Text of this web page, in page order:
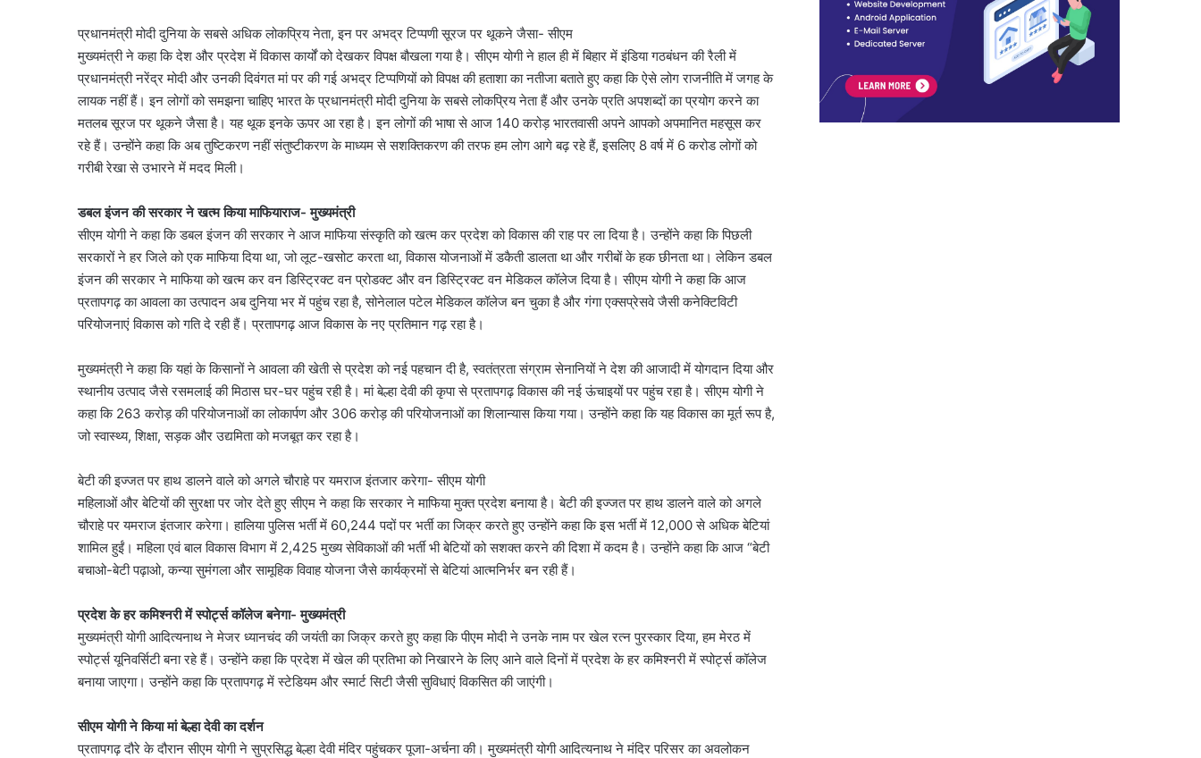
प्रधानमंत्री मोदी दुनिया के सबसे अधिक लोकप्रिय नेता, इन पर अभद्र टिप्पणी सूरज पर थूकने जैसा- सीएम
मुख्यमंत्री ने कहा कि देश और प्रदेश में विकास कार्यों को देखकर विपक्ष बौखला गया है। सीएम योगी ने हाल ही में बिहार में इंडिया गठबंधन की रैली में
प्रधानमंत्री नरेंद्र मोदी और उनकी दिवंगत मां पर की गई अभद्र टिप्पणियों को विपक्ष की हताशा का नतीजा बताते हुए कहा कि ऐसे लोग राजनीति में जगह के
लायक नहीं हैं। इन लोगों को समझना चाहिए भारत के प्रधानमंत्री मोदी दुनिया के सबसे लोकप्रिय नेता हैं और उनके प्रति अपशब्दों का प्रयोग करने का
मतलब सूरज पर थूकने जैसा है। यह थूक इनके ऊपर आ रहा है। इन लोगों की भाषा से आज 140 करोड़ भारतवासी अपने आपको अपमानित महसूस कर
रहे हैं। उन्होंने कहा कि अब तुष्टिकरण नहीं संतुष्टीकरण के माध्यम से सशक्तिकरण की तरफ हम लोग आगे बढ़ रहे हैं, इसलिए 8 वर्ष में 6 करोड लोगों को
गरीबी रेखा से उभारने में मदद मिली।
डबल इंजन की सरकार ने खत्म किया माफियाराज- मुख्यमंत्री
सीएम योगी ने कहा कि डबल इंजन की सरकार ने आज माफिया संस्कृति को खत्म कर प्रदेश को विकास की राह पर ला दिया है। उन्होंने कहा कि पिछली
सरकारों ने हर जिले को एक माफिया दिया था, जो लूट-खसोट करता था, विकास योजनाओं में डकैती डालता था और गरीबों के हक छीनता था। लेकिन डबल
इंजन की सरकार ने माफिया को खत्म कर वन डिस्ट्रिक्ट वन प्रोडक्ट और वन डिस्ट्रिक्ट वन मेडिकल कॉलेज दिया है। सीएम योगी ने कहा कि आज
प्रतापगढ़ का आवला का उत्पादन अब दुनिया भर में पहुंच रहा है, सोनेलाल पटेल मेडिकल कॉलेज बन चुका है और गंगा एक्सप्रेसवे जैसी कनेक्टिविटी
परियोजनाएं विकास को गति दे रही हैं। प्रतापगढ़ आज विकास के नए प्रतिमान गढ़ रहा है।
मुख्यमंत्री ने कहा कि यहां के किसानों ने आवला की खेती से प्रदेश को नई पहचान दी है, स्वतंत्रता संग्राम सेनानियों ने देश की आजादी में योगदान दिया और
स्थानीय उत्पाद जैसे रसमलाई की मिठास घर-घर पहुंच रही है। मां बेल्हा देवी की कृपा से प्रतापगढ़ विकास की नई ऊंचाइयों पर पहुंच रहा है। सीएम योगी ने
कहा कि 263 करोड़ की परियोजनाओं का लोकार्पण और 306 करोड़ की परियोजनाओं का शिलान्यास किया गया। उन्होंने कहा कि यह विकास का मूर्त रूप है,
जो स्वास्थ्य, शिक्षा, सड़क और उद्यमिता को मजबूत कर रहा है।
बेटी की इज्जत पर हाथ डालने वाले को अगले चौराहे पर यमराज इंतजार करेगा- सीएम योगी
महिलाओं और बेटियों की सुरक्षा पर जोर देते हुए सीएम ने कहा कि सरकार ने माफिया मुक्त प्रदेश बनाया है। बेटी की इज्जत पर हाथ डालने वाले को अगले
चौराहे पर यमराज इंतजार करेगा। हालिया पुलिस भर्ती में 60,244 पदों पर भर्ती का जिक्र करते हुए उन्होंने कहा कि इस भर्ती में 12,000 से अधिक बेटियां
शामिल हुईं। महिला एवं बाल विकास विभाग में 2,425 मुख्य सेविकाओं की भर्ती भी बेटियों को सशक्त करने की दिशा में कदम है। उन्होंने कहा कि आज “बेटी
बचाओ-बेटी पढ़ाओ, कन्या सुमंगला और सामूहिक विवाह योजना जैसे कार्यक्रमों से बेटियां आत्मनिर्भर बन रही हैं।
प्रदेश के हर कमिश्नरी में स्पोर्ट्स कॉलेज बनेगा- मुख्यमंत्री
मुख्यमंत्री योगी आदित्यनाथ ने मेजर ध्यानचंद की जयंती का जिक्र करते हुए कहा कि पीएम मोदी ने उनके नाम पर खेल रत्न पुरस्कार दिया, हम मेरठ में
स्पोर्ट्स यूनिवर्सिटी बना रहे हैं। उन्होंने कहा कि प्रदेश में खेल की प्रतिभा को निखारने के लिए आने वाले दिनों में प्रदेश के हर कमिश्नरी में स्पोर्ट्स कॉलेज
बनाया जाएगा। उन्होंने कहा कि प्रतापगढ़ में स्टेडियम और स्मार्ट सिटी जैसी सुविधाएं विकसित की जाएंगी।
सीएम योगी ने किया मां बेल्हा देवी का दर्शन
प्रतापगढ़ दौरे के दौरान सीएम योगी ने सुप्रसिद्ध बेल्हा देवी मंदिर पहुंचकर पूजा-अर्चना की। मुख्यमंत्री योगी आदित्यनाथ ने मंदिर परिसर का अवलोकन